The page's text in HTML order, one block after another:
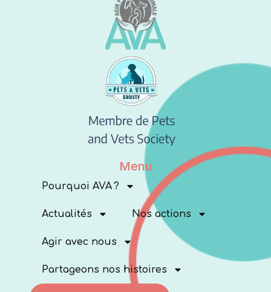
Menu
Pourquoi AVA ?
Actualités Nos actions
Agir avec nous
Partageons nos histoires